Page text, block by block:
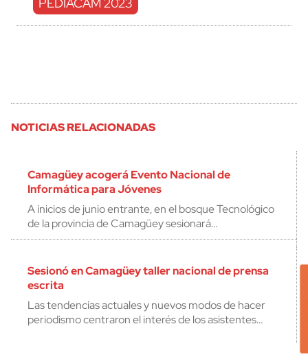
NOTICIAS RELACIONADAS
Camagüey acogerá Evento Nacional de
Informática para Jóvenes
A inicios de junio entrante, en el bosque Tecnológico
de la provincia de Camagüey sesionará…
Sesionó en Camagüey taller nacional de prensa
escrita
Las tendencias actuales y nuevos modos de hacer
periodismo centraron el interés de los asistentes…